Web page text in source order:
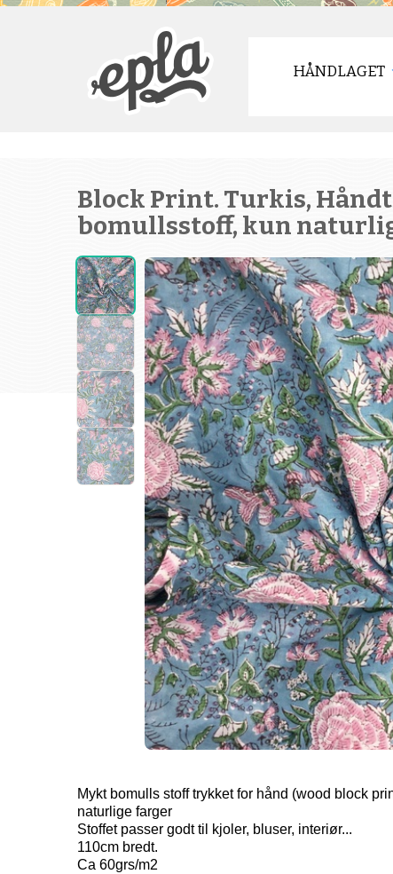
HÅNDLAGET
Block Print. Turkis,
bomullsstoff, kun
Mykt bomulls stoff trykket for hånd (wood block
naturlige farger
Stoffet passer godt til kjoler, bluser, interiør...
110cm bredt.
Ca 60grs/m2